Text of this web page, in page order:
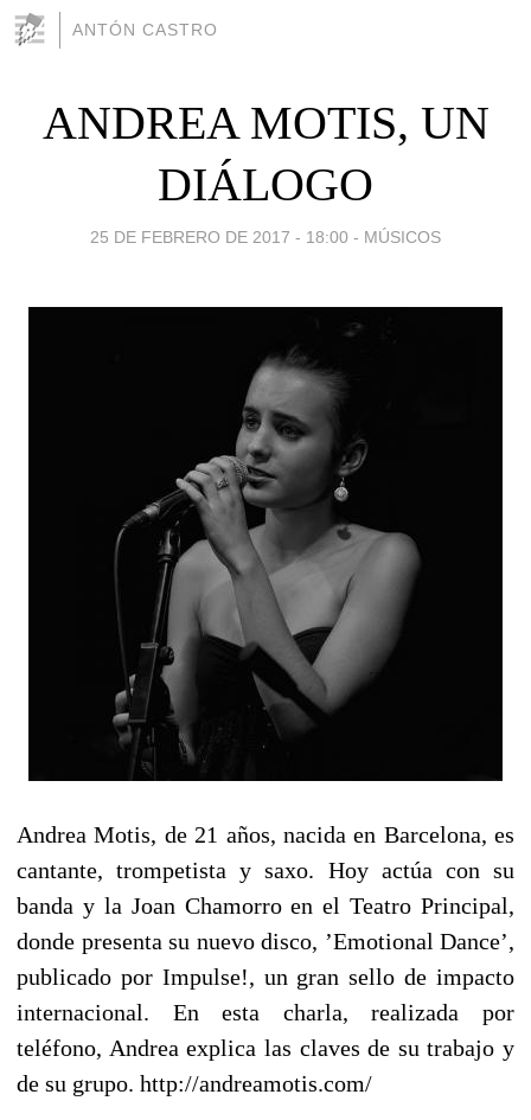
ANTÓN CASTRO
ANDREA MOTIS, UN
DIÁLOGO
25 DE FEBRERO DE 2017 - 18:00 - MÚSICOS
Andrea Motis, de 21 años, nacida en Barcelona, es
cantante, trompetista y saxo. Hoy actúa con su
banda y la Joan Chamorro en el Teatro Principal,
donde presenta su nuevo disco, ’Emotional Dance’,
publicado por Impulse!, un gran sello de impacto
internacional. En esta charla, realizada por
teléfono, Andrea explica las claves de su trabajo y
de su grupo. http://andreamotis.com/